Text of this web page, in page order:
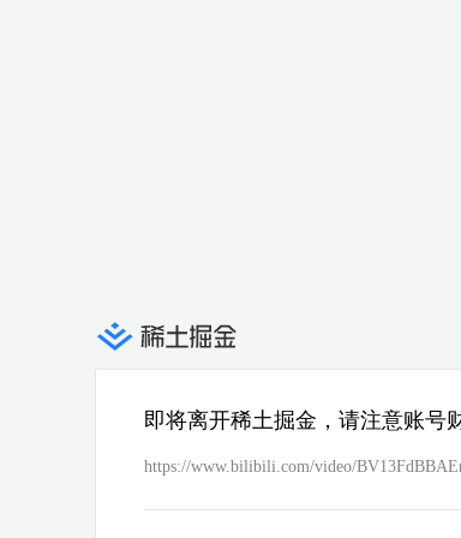
即将离开稀土掘金，请注意账号
https://www.bilibili.com/video/